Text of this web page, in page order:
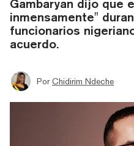
Gambaryan dijo que
inmensamente"
funcionarios
acuerdo.
Por Chidirim Ndeche